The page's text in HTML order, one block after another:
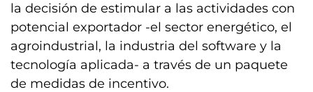
la decisión de estimular a las actividades con
potencial exportador -el sector energético, el
agroindustrial, la industria del software y la
tecnología aplicada- a través de un paquete
de medidas de incentivo.